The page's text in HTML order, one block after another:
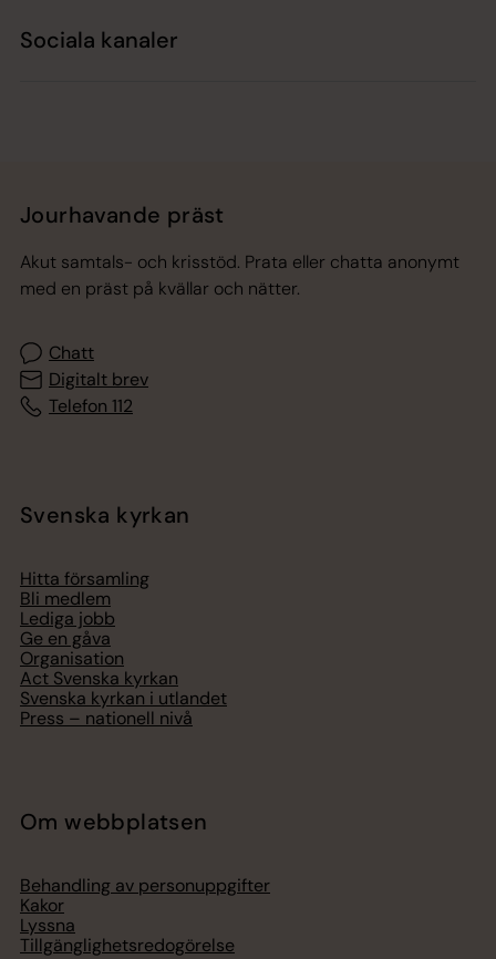
Sociala kanaler
Jourhavande präst
Akut samtals- och krisstöd. Prata eller chatta anonymt
med en präst på kvällar och nätter.
Chatt
Digitalt brev
Telefon 112
Svenska kyrkan
Hitta församling
Bli medlem
Lediga jobb
Ge en gåva
Organisation
Act Svenska kyrkan
Svenska kyrkan i utlandet
Press – nationell nivå
Om webbplatsen
Behandling av personuppgifter
Kakor
Lyssna
Tillgänglighetsredogörelse